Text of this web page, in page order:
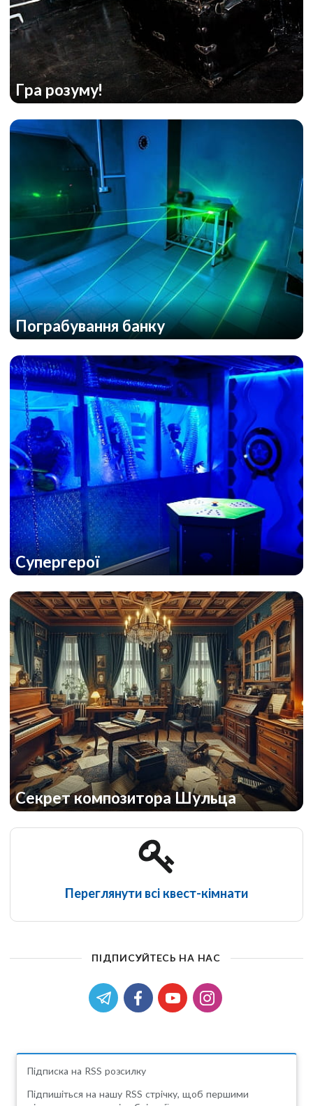
Гра розуму!
Пограбування банку
Супергерої
Cекрет композитора Шульца
Переглянути всі квест-кімнати
ПІДПИСУЙТЕСЬ НА НАС
Підписка на RSS розсилку
Підпишіться на нашу RSS стрічку, щоб першими